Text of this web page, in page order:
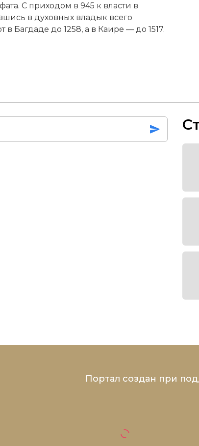
С приходом в 945 к власти в
в духовных владык всего
Багдаде до 1258, а в Каире — до 1517.
Портал создан при